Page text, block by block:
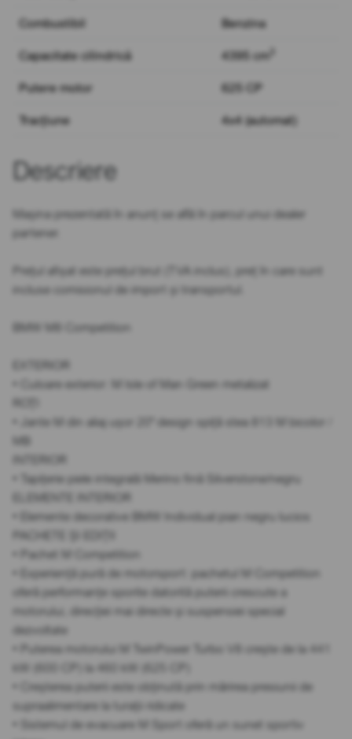
Combustibil Benzina
Capacitate cilindrică 4395 cm
Putere motor 625 CP
Tracțiune 4x4 (automat)
Descriere
Mașina prezentată în anunț se află în parcul unui dealer
partener.
Prețul afișat este prețul brut (TVA inclus), preț în care sunt
incluse comisionul de import și transportul.
BMW M8 Competition
• Culoare exterior: M Isle of Man Green metalizat
• Jante M din aliaj ușor 20" design spiță stea 813 M bicolor /
MB
• Tapițerie piele integrală Merino fină Silverstone/negru
ELEMENTE INTERIOR
• Elemente decorative BMW Individual pian negru lucios
PACHETE ȘI EDIȚII
• Pachet M Competition
• Experiență pură de motorsport: pachetul M Competition
oferă performanțe sporite datorită puterii crescute a
motorului, direcției mai directe și suspensiei special
dezvoltate
• Puterea motorului M TwinPower Turbo V8 crește de la 441
kW (600 CP) la 460 kW (625 CP)
• Creșterea puterii este obținută prin mărirea presiunii de
supraalimentare la turații ridicate
• Sistemul de evacuare M Sport oferă un sunet sportiv